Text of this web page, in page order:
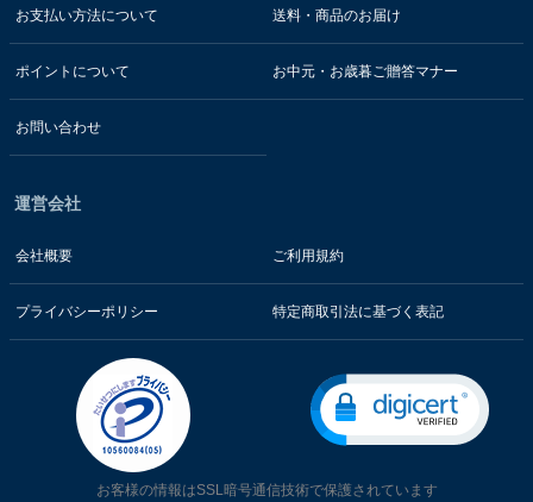
お支払い方法について 送料・商品のお届け
ポイントについて お中元・お歳暮ご贈答マナー
お問い合わせ
運営会社
会社概要 ご利用規約
プライバシーポリシー 特定商取引法に基づく表記
お客様の情報はSSL暗号通信技術で保護されています